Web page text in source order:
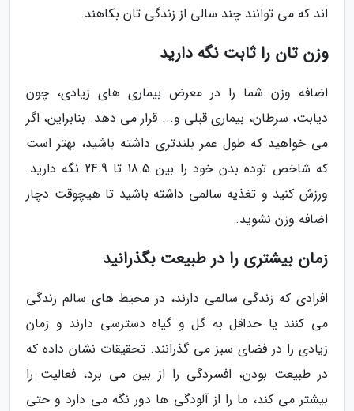
اند که می توانند چند سالی از زندگی تان بکاهند.
وزن تان را ثابت نگه دارید
اضافه وزن شما را در معرض بیماری های زیادی، چون
دیابت، سرطان، بیماری قبلی و... قرار می دهد. بنابراین، اگر
می خواهید که طول عمر بلندتری داشته باشید، بهتر است
که شاخص توده بدن خود را بین 18.5 تا 24.9 نگه دارید.
ورزش کنید و تغذیه سالمی داشته باشید تا هیچوقت دچار
اضافه وزن نشوید.
زمان بیشتری را در طبیعت بگذرانید
افرادی که زندگی سالمی دارند، در محیط های سالم زندگی
می کنند یا حداقل به گل و گیاه دسترسی دارند و زمان
زیادی را در فضای سبز می گذرانند. تحقیقات نشان داده که
در طبیعت بودن، افسردگی را از بین می برد، فعالیت را
بیشتر می کند، ما را از آلودگی ها دور نگه می دارد و حتی